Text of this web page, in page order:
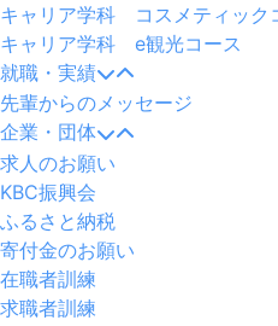
キャリア学科 コスメティック
キャリア学科 e観光コース
就職・実績
先輩からのメッセージ
企業・団体
求人のお願い
KBC振興会
ふるさと納税
寄付金のお願い
在職者訓練
求職者訓練